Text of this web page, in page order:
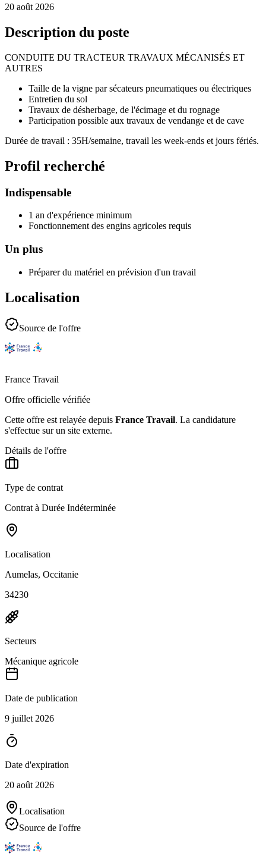
20 août 2026
Description du poste
CONDUITE DU TRACTEUR TRAVAUX MÉCANISÉS ET
AUTRES
Taille de la vigne par sécateurs pneumatiques ou électriques
Entretien du sol
Travaux de désherbage, de l'écimage et du rognage
Participation possible aux travaux de vendange et de cave
Durée de travail : 35H/semaine, travail les week-ends et jours fériés.
Profil recherché
Indispensable
1 an d'expérience minimum
Fonctionnement des engins agricoles requis
Un plus
Préparer du matériel en prévision d'un travail
Localisation
Source de l'offre
France Travail
Offre officielle vérifiée
Cette offre est relayée depuis France Travail. La candidature
s'effectue sur un site externe.
Détails de l'offre
Type de contrat
Contrat à Durée Indéterminée
Localisation
Aumelas, Occitanie
34230
Secteurs
Mécanique agricole
Date de publication
9 juillet 2026
Date d'expiration
20 août 2026
Localisation
Source de l'offre